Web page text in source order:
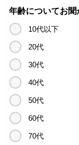
年齢についてお聞
10代以下
20代
30代
40代
50代
60代
70代